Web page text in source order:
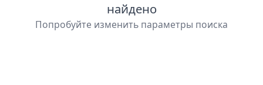
найдено
Попробуйте изменить параметры поиска